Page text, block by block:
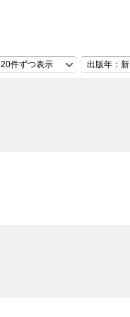
20件ずつ表示 出版年：